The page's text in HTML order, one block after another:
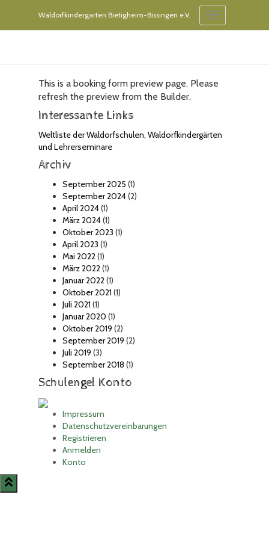
Waldorfkindergarten Bietigheim-Bissingen e.V.
Toggle
This is a booking form preview page. Please
refresh the preview from the Builder.
Interessante Links
Weltliste der Waldorfschulen, Waldorfkindergärten
und Lehrerseminare
Archiv
September 2025 (1)
September 2024(2)
April 2024(1)
März 2024(1)
Oktober 2023 (1)
April 2023 (1)
Mai 2022(1)
März 2022(1)
Januar 2022(1)
Oktober 2021 (1)
Juli 2021 (1)
Januar 2020 (1)
Oktober 2019 (2)
September 2019 (2)
Juli 2019 (3)
September 2018 (1)
Schulengel Konto
Impressum
Datenschutzvereinbarungen
Registrieren
Anmelden
Konto